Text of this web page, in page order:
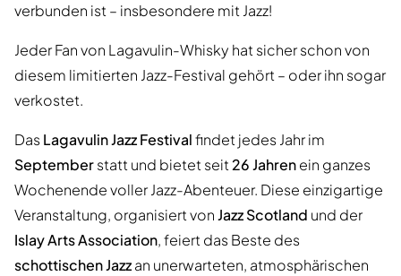
verbunden ist – insbesondere mit Jazz!
Jeder Fan von Lagavulin-Whisky hat sicher schon von
diesem limitierten Jazz-Festival gehört – oder ihn sogar
verkostet.
DasLagavulin Jazz Festivalfindet jedes Jahr im
Septemberstatt und bietet seit 26 Jahrenein ganzes
Wochenende voller Jazz-Abenteuer. Diese einzigartige
Veranstaltung, organisiert vonJazz Scotland und der
Islay Arts Association, feiert das Beste des
schottischen Jazzan unerwarteten, atmosphärischen